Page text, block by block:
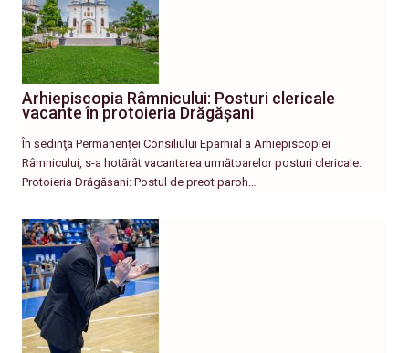
Arhiepiscopia Râmnicului: Posturi clericale
vacante în protoieria Drăgășani
În şedinţa Permanenţei Consiliului Eparhial a Arhiepiscopiei
Râmnicului, s-a hotărât vacantarea următoarelor posturi clericale:
Protoieria Drăgășani: Postul de preot paroh…